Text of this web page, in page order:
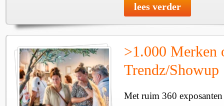
lees verder
>1.000 Merken
Trendz/Showup
Met ruim 360